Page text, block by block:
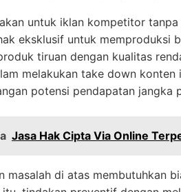
untuk iklan kompetitor
eksklusif untuk memproduksi
tiruan dengan kualitas
melakukan take down
potensi pendapatan
Jasa Hak Cipta Via Online
masalah di atas membutuhkan